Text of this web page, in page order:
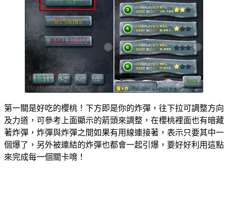
第一關是好吃的櫻桃！下方即是你的炸彈，往下拉可調整方向
及力道，可參考上面顯示的箭頭來調整，在櫻桃裡面也有暗藏
著炸彈，炸彈與炸彈之間如果有用線連接著，表示只要其中一
個爆了，另外被連結的炸彈也都會一起引爆，要好好利用這點
來完成每一個關卡唷！